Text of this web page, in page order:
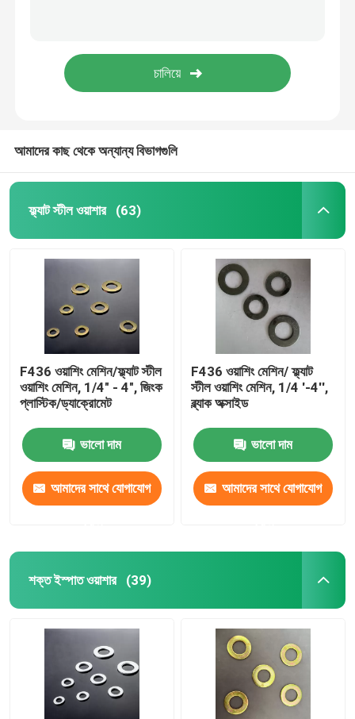
আমাদের কাছ থেকে অন্যান্য বিভাগগুলি
ফ্ল্যাট স্টীল ওয়াশার (63)
F436 ওয়াশিং মেশিন/ফ্ল্যাট স্টীল
ওয়াশিং মেশিন, 1/4" - 4", জিংক
প্লাস্টিক/ড্যাক্রোমেট
ভালো দাম
আমাদের সাথে যোগাযোগ
F436 ওয়াশিং মেশিন/ ফ্ল্যাট
স্টীল ওয়াশিং মেশিন, 1/4 '-4'',
ব্ল্যাক অক্সাইড
ভালো দাম
আমাদের সাথে যোগাযোগ
শক্ত ইস্পাত ওয়াশার (39)